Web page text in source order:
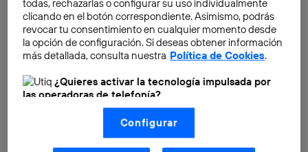
clicando en el botón correspondiente. Asimismo, podrás
revocar tu consentimiento en cualquier momento desde
la opción de configuración. Si deseas obtener información
más detallada, consulta nuestra Política de Cookies.
¿Quieres activar la tecnología impulsada por
las operadoras de telefonía?
Nosotros, Telefónica S.A., utilizamos la tecnología Utiq para
realizar nuestras acciones de marketing digital o análisis
(como se describe en este aviso de consentimiento)
basadas en tu navegación en nuestra(s) web(s)
Configurar